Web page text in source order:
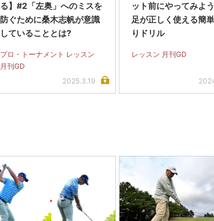
る】#2「左奥」へのミスを
防ぐために桑木志帆が意識
していることとは?
プロ・トーナメント レッスン
月刊GD
2025.3.19
ット前にやってみよ
足が正しく使える簡
りドリル
レッスン 月刊GD